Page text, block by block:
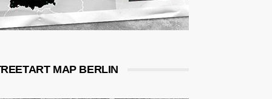
MAP BERLIN